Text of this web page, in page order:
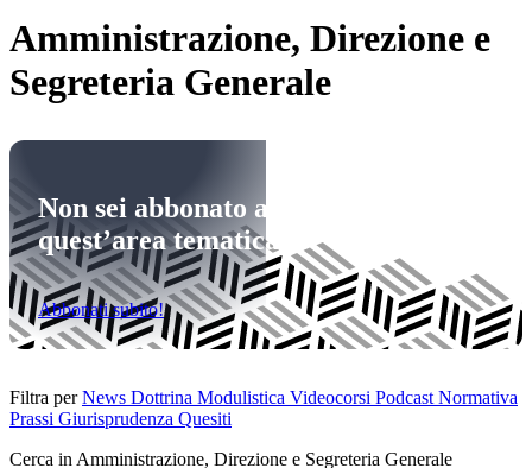
Amministrazione, Direzione e
Segreteria Generale
Non sei abbonato a
quest’area tematica
Abbonati subito!
Filtra per News Dottrina Modulistica Videocorsi Podcast Normativa
Prassi Giurisprudenza Quesiti
Cerca in Amministrazione, Direzione e Segreteria Generale